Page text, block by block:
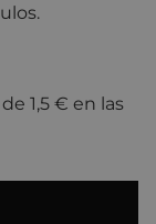
1,5 € en las